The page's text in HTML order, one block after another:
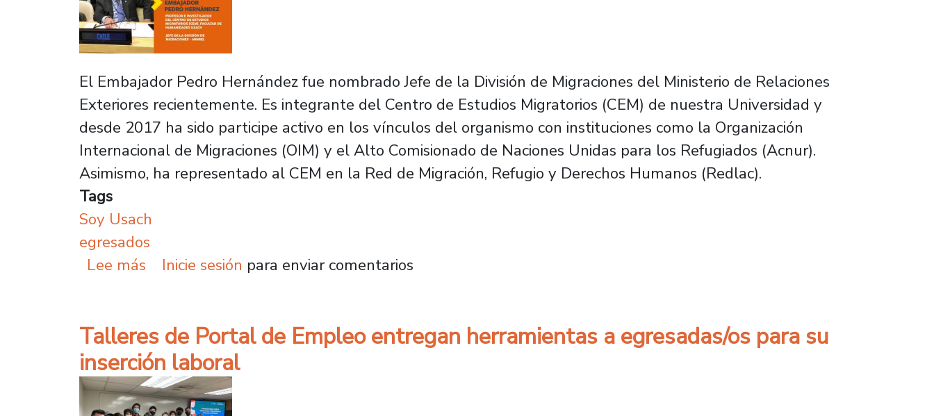
El Embajador Pedro Hernández fue nombrado Jefe de la División de Migraciones del Ministerio de Relaciones
Exteriores recientemente. Es integrante del Centro de Estudios Migratorios (CEM) de nuestra Universidad y
desde 2017 ha sido participe activo en los vínculos del organismo con instituciones como la Organización
Internacional de Migraciones (OIM) y el Alto Comisionado de Naciones Unidas para los Refugiados (Acnur).
Asimismo, ha representado al CEM en la Red de Migración, Refugio y Derechos Humanos (Redlac).
Tags
Soy Usach
egresados
Lee más sobre Embajador Pedro Hernández, jefe de la División de Migraciones - MINREL: “La Universidad de Santiago es
Inicie sesión para enviar comentarios
Talleres de Portal de Empleo entregan herramientas a egresadas/os para su
inserción laboral